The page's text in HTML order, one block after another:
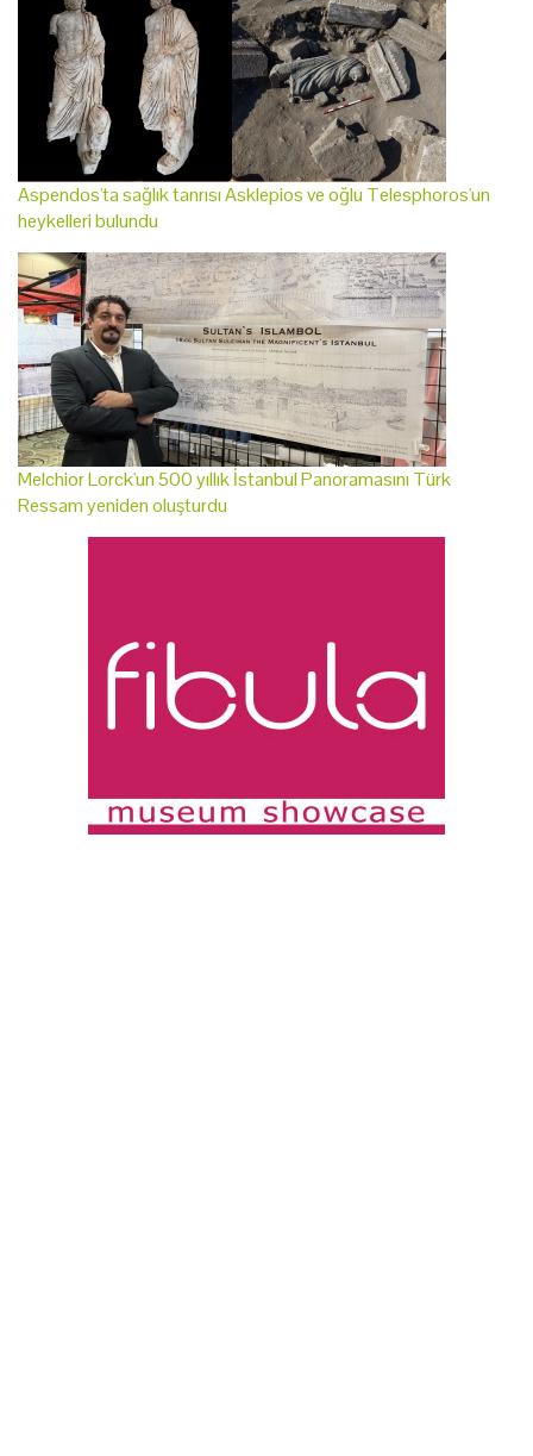
Aspendos'ta sağlık tanrısı Asklepios ve oğlu Telesphoros'un
heykelleri bulundu
Melchior Lorck'un 500 yıllık İstanbul Panoramasını Türk
Ressam yeniden oluşturdu